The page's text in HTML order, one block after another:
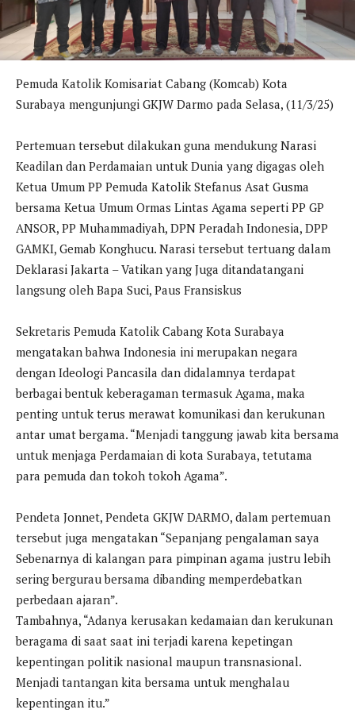
Pemuda Katolik Komisariat Cabang (Komcab) Kota
Surabaya mengunjungi GKJW Darmo pada Selasa, (11/3/25)
Pertemuan tersebut dilakukan guna mendukung Narasi
Keadilan dan Perdamaian untuk Dunia yang digagas oleh
Ketua Umum PP Pemuda Katolik Stefanus Asat Gusma
bersama Ketua Umum Ormas Lintas Agama seperti PP GP
ANSOR, PP Muhammadiyah, DPN Peradah Indonesia, DPP
GAMKI, Gemab Konghucu. Narasi tersebut tertuang dalam
Deklarasi Jakarta – Vatikan yang Juga ditandatangani
langsung oleh Bapa Suci, Paus Fransiskus
Sekretaris Pemuda Katolik Cabang Kota Surabaya
mengatakan bahwa Indonesia ini merupakan negara
dengan Ideologi Pancasila dan didalamnya terdapat
berbagai bentuk keberagaman termasuk Agama, maka
penting untuk terus merawat komunikasi dan kerukunan
antar umat bergama. “Menjadi tanggung jawab kita bersama
untuk menjaga Perdamaian di kota Surabaya, tetutama
para pemuda dan tokoh tokoh Agama”.
Pendeta Jonnet, Pendeta GKJW DARMO, dalam pertemuan
tersebut juga mengatakan “Sepanjang pengalaman saya
Sebenarnya di kalangan para pimpinan agama justru lebih
sering bergurau bersama dibanding memperdebatkan
perbedaan ajaran”.
Tambahnya, “Adanya kerusakan kedamaian dan kerukunan
beragama di saat saat ini terjadi karena kepetingan
kepentingan politik nasional maupun transnasional.
Menjadi tantangan kita bersama untuk menghalau
kepentingan itu.”